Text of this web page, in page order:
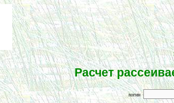
[
Расчет
логин